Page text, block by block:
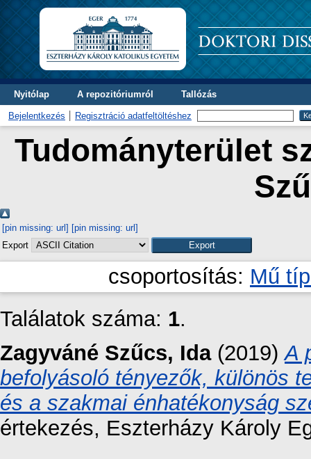
Nyitólap A repozitóriumról Tallózás
Bejelentkezés Regisztráció adatfeltöltéshez
Tudományterület
[pin missing: url] [pin missing: url]
Export
csoportosítás: Mű
Találatok száma: 1.
Zagyváné Szűcs, Ida(2019)A
befolyásoló tényezők, különös
és a szakmai énhatékonyság
értekezés, Eszterházy Károly